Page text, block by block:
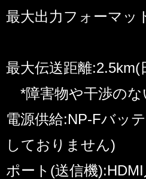
最大出力フォーマッ
最大伝送距離:2.5km(
*障害物や干渉のな
電源供給:NP-Fバッ
しておりません)
ポート(送信機